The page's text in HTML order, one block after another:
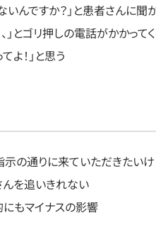
いんですか？」と患者さんに聞
」とゴリ押しの電話がかかって
よ！」と思う
示の通りに来ていただきたい
んを追いきれない
もマイナスの影響